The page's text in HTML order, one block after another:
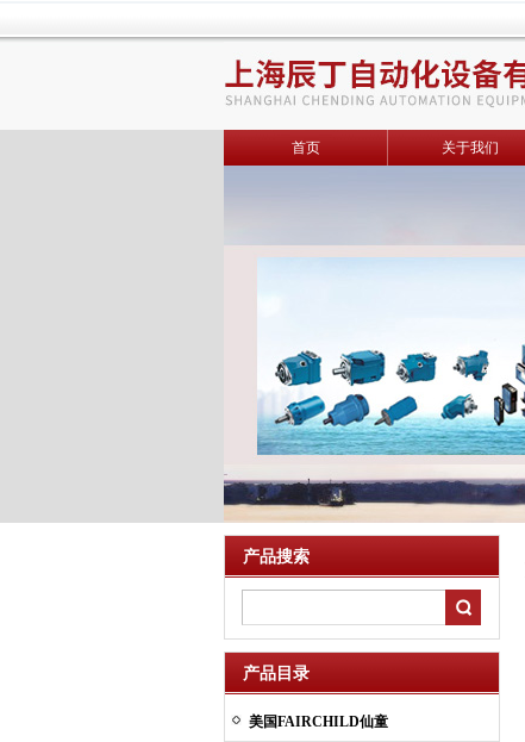
首页 关于我们
产品搜索
产品目录
美国FAIRCHILD仙童